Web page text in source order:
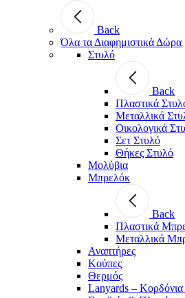
Back
Όλα τα Διαφημιστικά Δώρα
Στυλό
Back
Πλαστικά
Μεταλλικά
Οικολογικά
Σετ Στυλό
Θήκες Στυλό
Μολύβια
Μπρελόκ
Back
Πλαστικά
Μεταλλικά
Αναπτήρες
Κούπες
Θερμός
Lanyards –